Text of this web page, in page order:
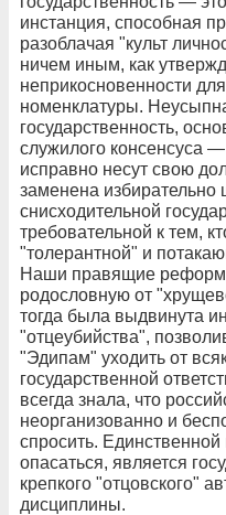
инстанция, способная
разоблачая "культ
ничем иным, как
неприкосновенности
номенклатуры.
государственность,
служилого консенсуса
исправно несут свою
заменена
снисходительной
требовательной к тем,
"толерантной" и
Наши правящие
родословную от
тогда была выдвинута
"отцеубийства",
"Эдипам" уходить от
государственной
всегда знала, что
неорганизованно и
спросить.
опасаться, является
крепкого "отцовского"
дисциплины.